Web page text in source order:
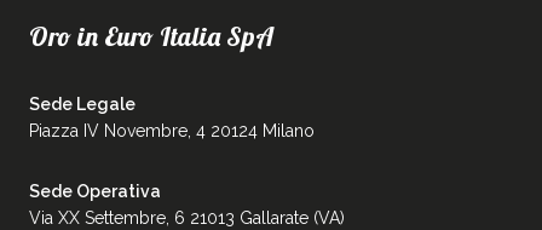
Oro in Euro Italia SpA
Sede Legale
Piazza IV Novembre, 4 20124 Milano
Sede Operativa
Via XX Settembre, 6 21013 Gallarate (VA)